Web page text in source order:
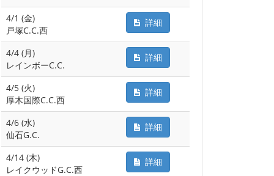
4/1 (金)
戸塚C.C.西
詳細
4/4 (月)
レインボーC.C.
詳細
4/5 (火)
厚木国際C.C.西
詳細
4/6 (水)
仙石G.C.
詳細
4/14 (木)
レイクウッドG.C.西
詳細